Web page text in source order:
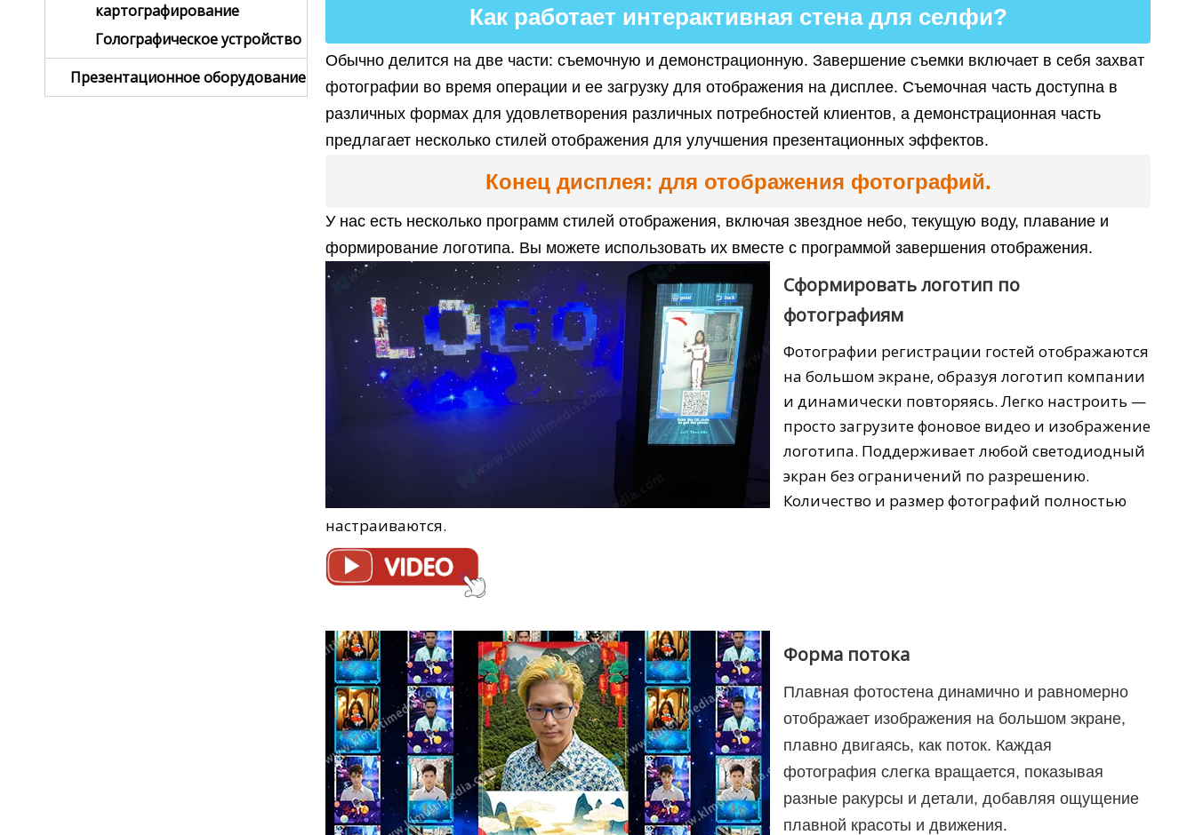
картографирование
Голографическое устройство
Презентационное оборудование
Как работает интерактивная стена для селфи?
Обычно делится на две части: съемочную и демонстрационную. Завершение съемки включает в себя захват
фотографии во время операции и ее загрузку для отображения на дисплее. Съемочная часть доступна в
различных формах для удовлетворения различных потребностей клиентов, а демонстрационная часть
предлагает несколько стилей отображения для улучшения презентационных эффектов.
Конец дисплея: для отображения фотографий.
У нас есть несколько программ стилей отображения, включая звездное небо, текущую воду, плавание и
формирование логотипа. Вы можете использовать их вместе с программой завершения отображения.
Сформировать логотип по
фотографиям
Фотографии регистрации гостей отображаются
на большом экране, образуя логотип компании
и динамически повторяясь. Легко настроить —
просто загрузите фоновое видео и изображение
логотипа. Поддерживает любой светодиодный
экран без ограничений по разрешению.
Количество и размер фотографий полностью
настраиваются.
Форма потока
Плавная фотостена динамично и равномерно
отображает изображения на большом экране,
плавно двигаясь, как поток. Каждая
фотография слегка вращается, показывая
разные ракурсы и детали, добавляя ощущение
плавной красоты и движения.